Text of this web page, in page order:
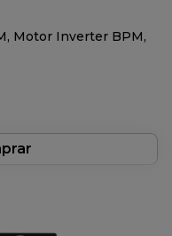
Motor Inverter BPM,